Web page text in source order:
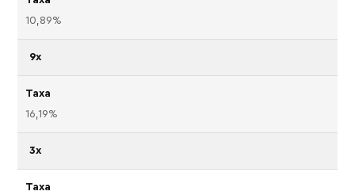
10,89%
9x
16,19%
3x